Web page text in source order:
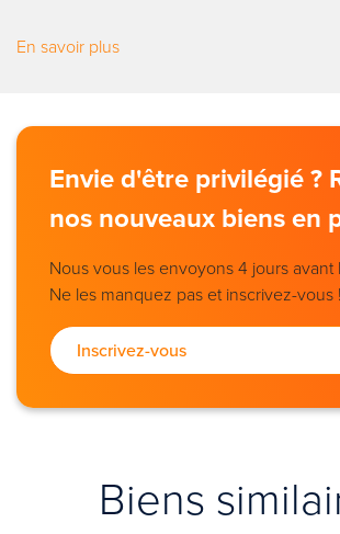
En savoir plus
Envie d'être privilégié ?
nos nouveaux biens en
Nous vous les envoyons 4 jours avant
Ne les manquez pas et inscrivez-vous !
Inscrivez-vous
Biens